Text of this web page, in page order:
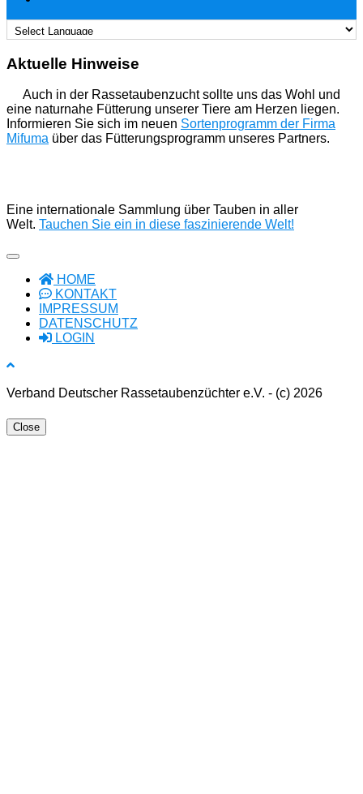
Aktuelle Hinweise
Auch in der Rassetaubenzucht sollte uns das Wohl und
eine naturnahe Fütterung unserer Tiere am Herzen liegen.
Informieren Sie sich im neuen Sortenprogramm der Firma
Mifuma über das Fütterungsprogramm unseres Partners.
Eine internationale Sammlung über Tauben in aller
Welt. Tauchen Sie ein in diese faszinierende Welt!
HOME
KONTAKT
IMPRESSUM
DATENSCHUTZ
LOGIN
Verband Deutscher Rassetaubenzüchter e.V. - (c) 2026
Close